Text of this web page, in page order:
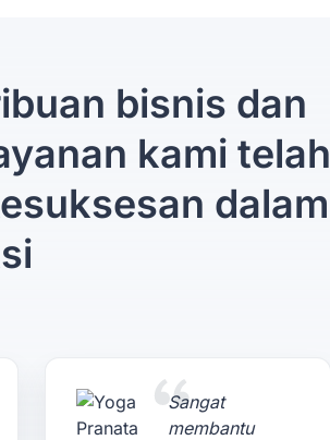
bisnis dan
kami telah
dalam
Sangat
membantu